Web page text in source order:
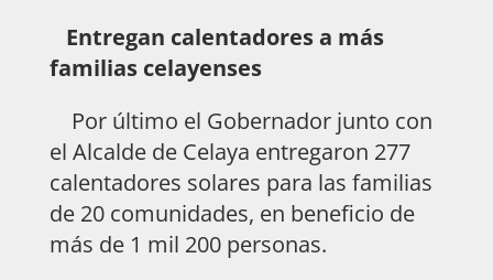
Entregan calentadores a más
familias celayenses
Por último el Gobernador junto con
el Alcalde de Celaya entregaron 277
calentadores solares para las familias
de 20 comunidades, en beneficio de
más de 1 mil 200 personas.